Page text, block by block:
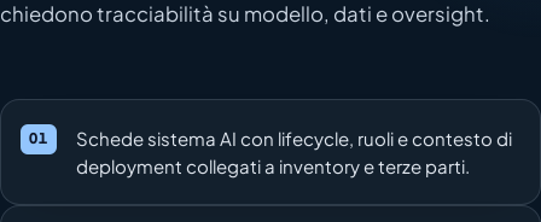
chiedono tracciabilità su modello, dati e oversight.
Schede sistema AI con lifecycle, ruoli e contesto di
deployment collegati a inventory e terze parti.